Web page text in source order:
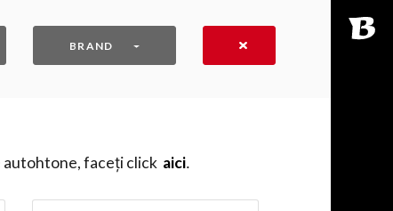
BRAND
autohtone, faceți click aici․